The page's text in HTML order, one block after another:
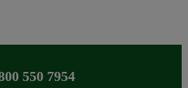
550 7954